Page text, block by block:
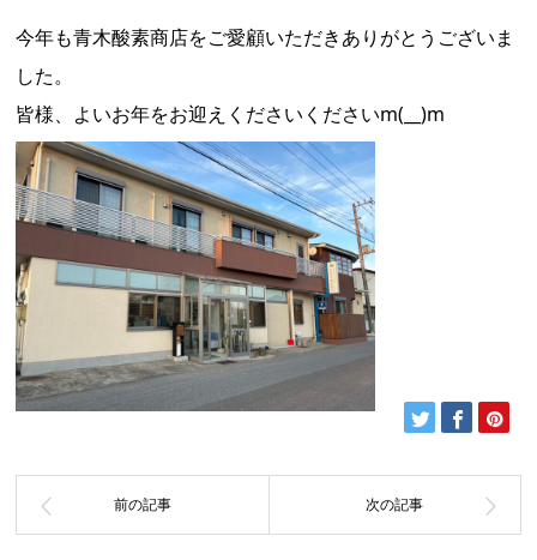
今年も青木酸素商店をご愛顧いただきありがとうございま
した。
皆様、よいお年をお迎えくださいくださいm(__)m